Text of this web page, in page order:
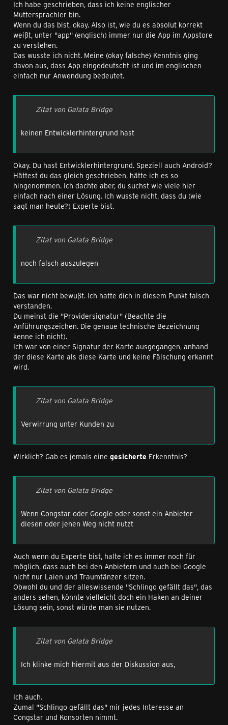
Ich habe geschrieben, dass ich keine englischer
Muttersprachler bin.
Wenn du das bist, okay. Also ist, wie du es absolut korrekt
weißt, unter "app" (englisch) immer nur die App im Appstore
zu verstehen.
Das wusste ich nicht. Meine (okay falsche) Kenntnis ging
davon aus, dass App eingedeutscht ist und im englischen
einfach nur Anwendung bedeutet.
Zitat von Galata Bridge
keinen Entwicklerhintergrund hast
Okay. Du hast Entwicklerhintergrund. Speziell auch Android?
Hättest du das gleich geschrieben, hätte ich es so
hingenommen. Ich dachte aber, du suchst wie viele hier
einfach nach einer Lösung. Ich wusste nicht, dass du (wie
sagt man heute?) Experte bist.
Zitat von Galata Bridge
noch falsch auszulegen
Das war nicht bewußt. Ich hatte dich in diesem Punkt falsch
verstanden.
Du meinst die "Providersignatur" (Beachte die
Anführungszeichen. Die genaue technische Bezeichnung
kenne ich nicht).
Ich war von einer Signatur der Karte ausgegangen, anhand
der diese Karte als diese Karte und keine Fälschung erkannt
wird.
Zitat von Galata Bridge
Verwirrung unter Kunden zu
Wirklich? Gab es jemals eine gesicherte Erkenntnis?
Zitat von Galata Bridge
Wenn Congstar oder Google oder sonst ein Anbieter
diesen oder jenen Weg nicht nutzt
Auch wenn du Experte bist, halte ich es immer noch für
möglich, dass auch bei den Anbietern und auch bei Google
nicht nur Laien und Traumtänzer sitzen.
Obwohl du und der alleswissende "Schlingo gefällt das", das
anders sehen, könnte vielleicht doch ein Haken an deiner
Lösung sein, sonst würde man sie nutzen.
Zitat von Galata Bridge
Ich klinke mich hiermit aus der Diskussion aus,
Ich auch.
Zumal "Schlingo gefällt das" mir jedes Interesse an
Congstar und Konsorten nimmt.